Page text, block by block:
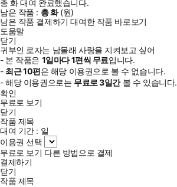
총 화대여 완료했습니다.
남은 작품 : 총화(원)
남은 작품 결제하기 대여한 작품 바로보기
도움말
닫기
귀부인 로자는 남몰래 사랑을 지켜보고 싶어
- 본 작품은 1일마다1편씩 무료입니다.
- 최근10편은 해당 이용권으로 볼 수 없습니다.
- 해당 이용권으로는 무료로3일간볼 수 있습니다.
확인
무료로 보기
닫기
작품 제목
대여 기간 : 일
이용권 선택
무료로 보기 다른 방법으로 결제
결제하기
닫기
작품 제목